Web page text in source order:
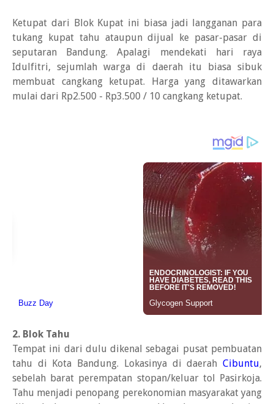
Ketupat dari Blok Kupat ini biasa jadi langganan para
tukang kupat tahu ataupun dijual ke pasar-pasar di
seputaran Bandung. Apalagi mendekati hari raya
Idulfitri, sejumlah warga di daerah itu biasa sibuk
membuat cangkang ketupat. Harga yang ditawarkan
mulai dari Rp2.500 - Rp3.500 / 10 cangkang ketupat.
2. Blok Tahu
Tempat ini dari dulu dikenal sebagai pusat pembuatan
tahu di Kota Bandung. Lokasinya di daerah Cibuntu,
sebelah barat perempatan stopan/keluar tol Pasirkoja.
Tahu menjadi penopang perekonomian masyarakat yang